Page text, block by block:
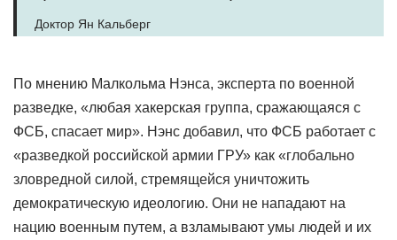
Доктор Ян Кальберг
По мнению Малкольма Нэнса, эксперта по военной
разведке, «любая хакерская группа, сражающаяся с
ФСБ, спасает мир». Нэнс добавил, что ФСБ работает с
«разведкой российской армии ГРУ» как «глобально
зловредной силой, стремящейся уничтожить
демократическую идеологию. Они не нападают на
нацию военным путем, а взламывают умы людей и их